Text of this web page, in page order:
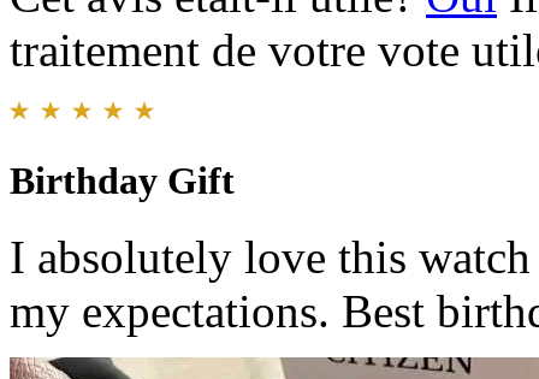
traitement de votre vote
Birthday Gift
I absolutely love this
my expectations. Best